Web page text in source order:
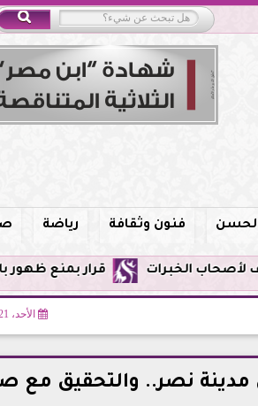
فنون وثقافة رياضة
قرار بمنع ظهور باربرا أونيل
الأحد، 21 يونيو 2026
مدينة نصر.. والتحقيق مع